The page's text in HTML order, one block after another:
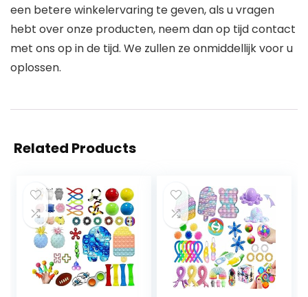
een betere winkelervaring te geven, als u vragen
hebt over onze producten, neem dan op tijd contact
met ons op in de tijd. We zullen ze onmiddellijk voor u
oplossen.
Related Products